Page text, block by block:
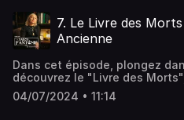
décors et les phénomènes
productions.Écriture et
Lakdar.Réalisation par
Salon Fantôme © Gate 23
Audiomeans. Visitez
confidentialite pour plus
7. Le Livre des
Ancienne
Dans cet épisode, plongez
découvrez le "Livre des
pour les âmes en quête de
des Roseaux. Apprenez
04/07/2024 • 11:14